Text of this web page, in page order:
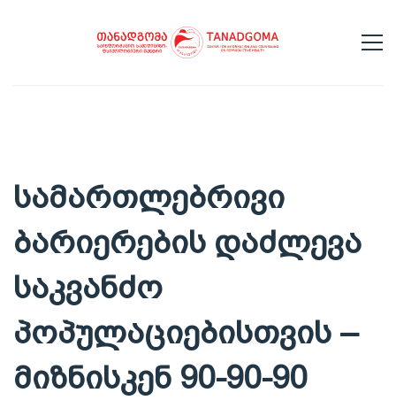
სამართლებრივი
ბარიერების დაძლევა
საკვანძო
პოპულაციებისთვის –
მიზნისკენ 90-90-90